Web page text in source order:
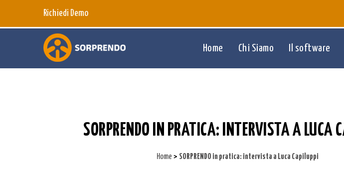
Richiedi Demo
Home Chi Siamo Il software
SORPRENDO IN PRATICA: INTERVISTA A LUCA
Home > SORPRENDO in pratica: intervista a Luca Capiluppi